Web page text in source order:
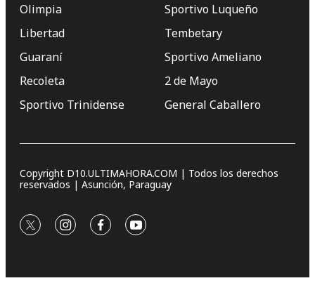
Olimpia
Libertad
Guaraní
Recoleta
Sportivo Trinidense
Sportivo Luqueño
Tembetary
Sportivo Ameliano
2 de Mayo
General Caballero
Copyright D10.ULTIMAHORA.COM | Todos los derechos
reservados | Asunción, Paraguay
twitterinstagram
facebookyoutube